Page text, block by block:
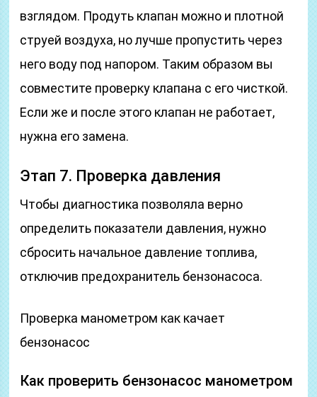
взглядом. Продуть клапан можно и плотной
струей воздуха, но лучше пропустить через
него воду под напором. Таким образом вы
совместите проверку клапана с его чисткой.
Если же и после этого клапан не работает,
нужна его замена.
Этап 7. Проверка давления
Чтобы диагностика позволяла верно
определить показатели давления, нужно
сбросить начальное давление топлива,
отключив предохранитель бензонасоса.
Проверка манометром как качает
бензонасос
Как проверить бензонасос манометром